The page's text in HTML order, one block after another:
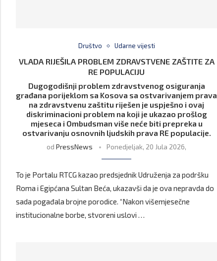
Društvo Udarne vijesti
VLADA RIJEŠILA PROBLEM ZDRAVSTVENE ZAŠTITE ZA
RE POPULACIJU
Dugogodišnji problem zdravstvenog osiguranja
građana porijeklom sa Kosova sa ostvarivanjem prava
na zdravstvenu zaštitu riješen je uspješno i ovaj
diskriminacioni problem na koji je ukazao prošlog
mjeseca i Ombudsman više neće biti prepreka u
ostvarivanju osnovnih ljudskih prava RE populacije.
odPressNews Ponedjeljak, 20 Jula 2026,
To je Portalu RTCG kazao predsjednik Udruženja za podršku
Roma i Egipćana Sultan Beća, ukazavši da je ova nepravda do
sada pogađala brojne porodice. “Nakon višemjesečne
institucionalne borbe, stvoreni uslovi …